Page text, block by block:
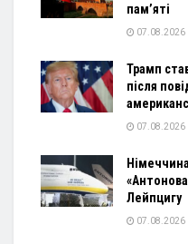
пам’яті
07.08.2026
Трамп
після
07.08.2026
Лейпцигу
07.08.2026